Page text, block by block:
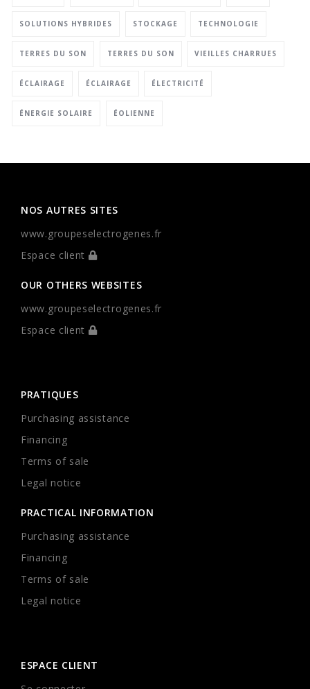
SOLUTIONS HYBRIDES STOCKAGE TECHNOLOGIE
TERRES DU SON TERRES DU SON VIEILLES CHARRUES
ÉCLAIRAGE ÉCLAIRAGE ÉLECTRICITÉ
ÉNERGIE SOLAIRE ÉOLIENNE
NOS AUTRES SITES
www.groupeselectrogenes.fr
Espace client
OUR OTHERS WEBSITES
www.groupeselectrogenes.fr
Espace client
PRATIQUES
Purchasing assistance
Financing
Terms of sale
Legal notice
PRACTICAL INFORMATION
Purchasing assistance
Financing
Terms of sale
Legal notice
ESPACE CLIENT